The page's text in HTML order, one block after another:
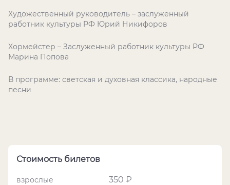
Художественный руководитель – заслуженный
работник культуры РФ Юрий Никифоров
Хормейстер – Заслуженный работник культуры РФ
Марина Попова
В программе: светская и духовная классика, народные
песни
Стоимость билетов
взрослые 350 ₽